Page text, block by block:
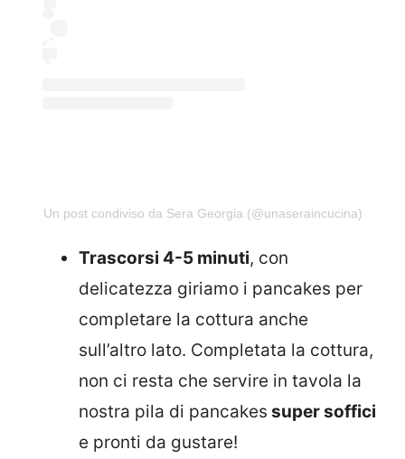
Un post condiviso da Sera Georgia (@unaseraincucina)
Trascorsi 4-5 minuti, con
delicatezza giriamo i pancakes per
completare la cottura anche
sull’altro lato. Completata la cottura,
non ci resta che servire in tavola la
nostra pila di pancakes super soffici
e pronti da gustare!